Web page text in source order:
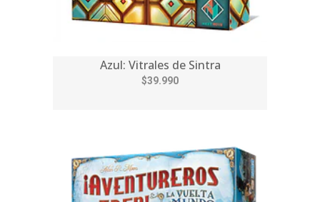
Azul: Vitrales de Sintra
$39.990